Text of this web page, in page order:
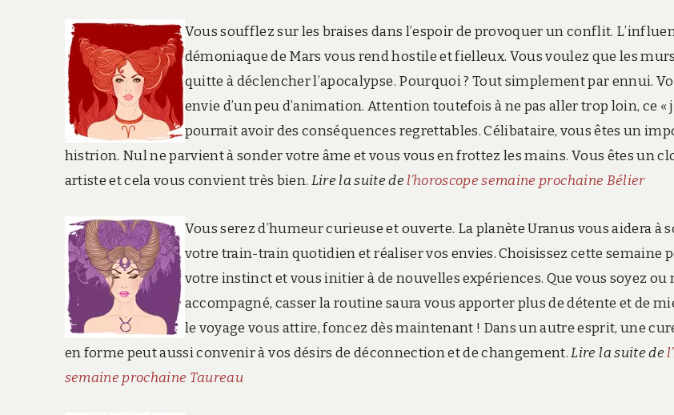
Vous soufflez sur les braises dans l’espoir de provoquer un conflit.
démoniaque de Mars vous rend hostile et fielleux. Vous voulez que les
quitte à déclencher l’apocalypse. Pourquoi ? Tout simplement par ennui.
envie d’un peu d’animation. Attention toutefois à ne pas aller trop loin, ce «
pourrait avoir des conséquences regrettables. Célibataire, vous êtes un
histrion. Nul ne parvient à sonder votre âme et vous vous en frottez les mains. Vous êtes un
artiste et cela vous convient très bien. Lire la suite de l’horoscope semaine prochaine Bélier
Vous serez d’humeur curieuse et ouverte. La planète Uranus vous aidera à
votre train-train quotidien et réaliser vos envies. Choisissez cette semaine
votre instinct et vous initier à de nouvelles expériences. Que vous soyez ou
accompagné, casser la routine saura vous apporter plus de détente et de
le voyage vous attire, foncez dès maintenant ! Dans un autre esprit, une
en forme peut aussi convenir à vos désirs de déconnection et de changement.Lire la suite de
semaine prochaine Taureau